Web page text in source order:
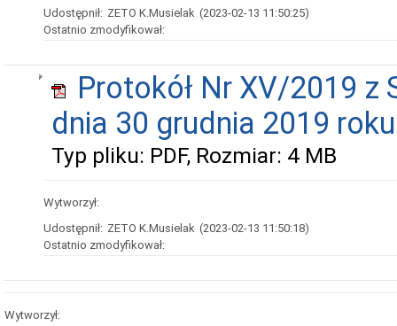
Udostępnił: ZETO K.Musielak (2023-02-13 11:50:25)
Ostatnio zmodyfikował:
Protokół Nr XV/2019 z
dnia 30 grudnia 2019 roku
Typ pliku: PDF, Rozmiar: 4 MB
Wytworzył:
Udostępnił: ZETO K.Musielak (2023-02-13 11:50:18)
Ostatnio zmodyfikował:
Wytworzył: